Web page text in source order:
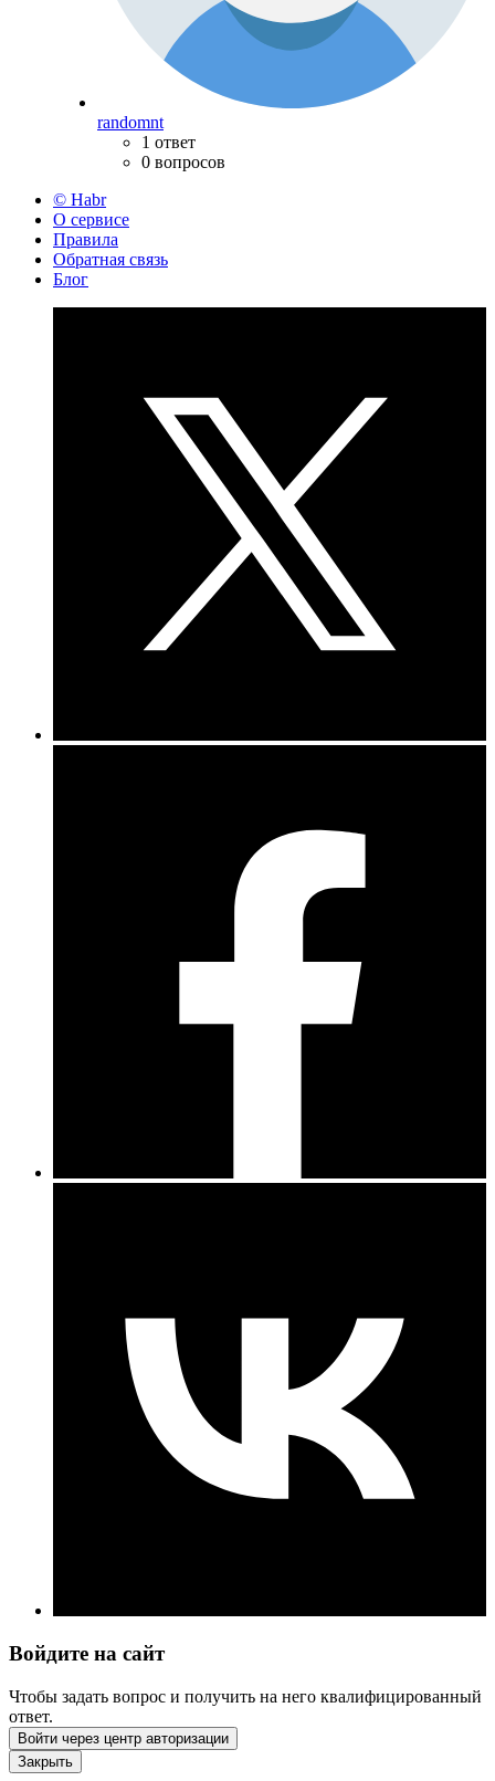
randomnt
1 ответ
0 вопросов
© Habr
О сервисе
Правила
Обратная связь
Блог
Войдите на сайт
Чтобы задать вопрос и получить на него квалифицированный
ответ.
Войти через центр авторизации
Закрыть